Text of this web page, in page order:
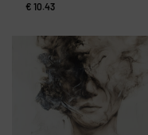
€ 10.43